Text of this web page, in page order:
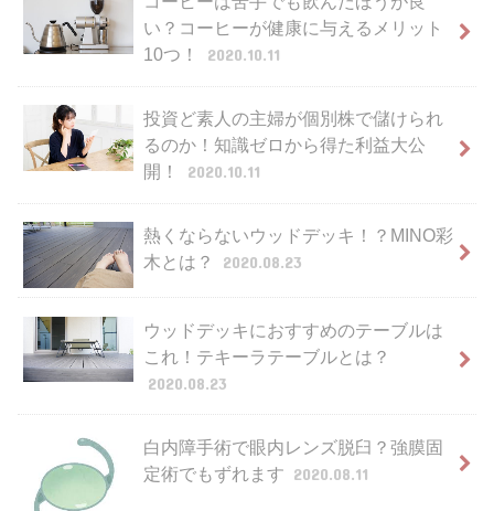
い？コーヒーが健康に与えるメリット
10つ！
2020.10.11
投資ど素人の主婦が個別株で儲けられ
るのか！知識ゼロから得た利益大公
開！
2020.10.11
熱くならないウッドデッキ！？MINO彩
木とは？
2020.08.23
ウッドデッキにおすすめのテーブルは
これ！テキーラテーブルとは？
2020.08.23
白内障手術で眼内レンズ脱臼？強膜固
定術でもずれます 2020.08.11